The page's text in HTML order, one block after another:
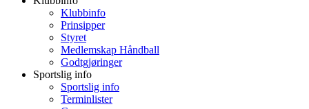
Klubbinfo
Prinsipper
Styret
Medlemskap Håndball
Godtgjøringer
Sportslig info
Sportslig info
Terminlister